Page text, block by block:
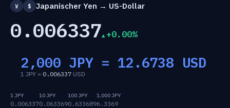
¥ $ Japanischer Yen → US-Dollar
0.006337 +0.00%
2,000 JPY = 12.6738 USD
1 JPY = 0.006337 USD
1 JPY
0.006337
10 JPY
0.063369
100 JPY
0.633689
1,000 JPY
6.3369